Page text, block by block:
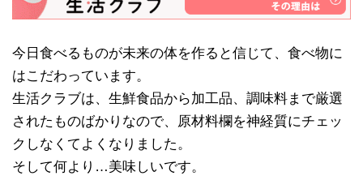
今日食べるものが未来の体を作ると信じて、食べ物に
はこだわっています。
生活クラブは、生鮮食品から加工品、調味料まで厳選
されたものばかりなので、原材料欄を神経質にチェッ
クしなくてよくなりました。
そして何より…美味しいです。